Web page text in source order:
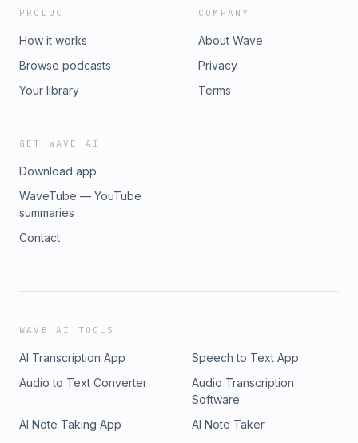
PRODUCT
How it works
Browse podcasts
Your library
COMPANY
About Wave
Privacy
Terms
GET WAVE AI
Download app
WaveTube — YouTube
summaries
Contact
WAVE AI TOOLS
AI Transcription App
Speech to Text App
Audio to Text Converter
Audio Transcription
Software
AI Note Taking App
AI Note Taker